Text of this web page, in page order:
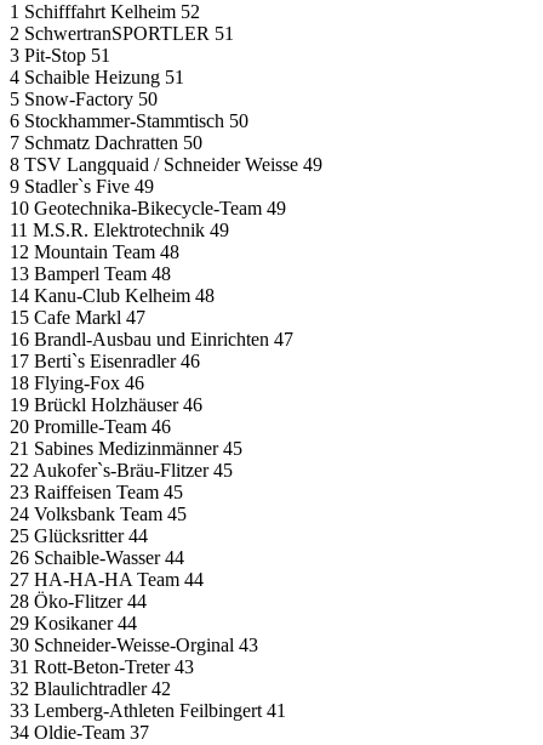
1 Schifffahrt Kelheim 52
2 SchwertranSPORTLER 51
3 Pit-Stop 51
4 Schaible Heizung 51
5 Snow-Factory 50
6 Stockhammer-Stammtisch 50
7 Schmatz Dachratten 50
8 TSV Langquaid / Schneider Weisse 49
9 Stadler`s Five 49
10 Geotechnika-Bikecycle-Team 49
11 M.S.R. Elektrotechnik 49
12 Mountain Team 48
13 Bamperl Team 48
14 Kanu-Club Kelheim 48
15 Cafe Markl 47
16 Brandl-Ausbau und Einrichten 47
17 Berti`s Eisenradler 46
18 Flying-Fox 46
19 Brückl Holzhäuser 46
20 Promille-Team 46
21 Sabines Medizinmänner 45
22 Aukofer`s-Bräu-Flitzer 45
23 Raiffeisen Team 45
24 Volksbank Team 45
25 Glücksritter 44
26 Schaible-Wasser 44
27 HA-HA-HA Team 44
28 Öko-Flitzer 44
29 Kosikaner 44
30 Schneider-Weisse-Orginal 43
31 Rott-Beton-Treter 43
32 Blaulichtradler 42
33 Lemberg-Athleten Feilbingert 41
34 Oldie-Team 37